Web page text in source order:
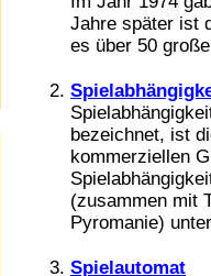
Jahre später ist
es über 50
bezeichnet, ist
kommerziellen
(zusammen mit
Pyromanie)
Spielautomat